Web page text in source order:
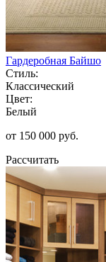
Гардеробная Байшо
Стиль:
Классический
Цвет:
Белый
от 150 000 руб.
Рассчитать